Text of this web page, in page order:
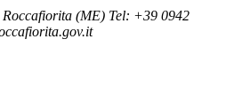
(ME) Tel: +39 0942